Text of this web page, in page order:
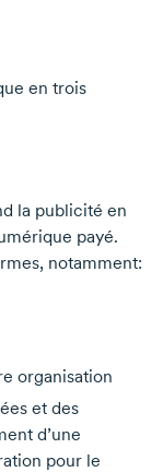
en trois
la publicité en
payé.
notamment:
organisation
et des
d’une
pour le